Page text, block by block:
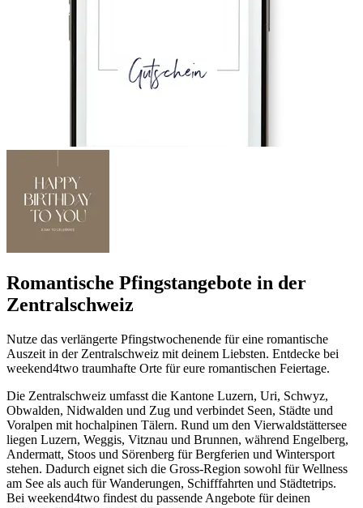
Romantische Pfingstangebote in der
Zentralschweiz
Nutze das verlängerte Pfingstwochenende für eine romantische
Auszeit in der Zentralschweiz mit deinem Liebsten. Entdecke bei
weekend4two traumhafte Orte für eure romantischen Feiertage.
Die Zentralschweiz umfasst die Kantone Luzern, Uri, Schwyz,
Obwalden, Nidwalden und Zug und verbindet Seen, Städte und
Voralpen mit hochalpinen Tälern. Rund um den Vierwaldstättersee
liegen Luzern, Weggis, Vitznau und Brunnen, während Engelberg,
Andermatt, Stoos und Sörenberg für Bergferien und Wintersport
stehen. Dadurch eignet sich die Gross-Region sowohl für Wellness
am See als auch für Wanderungen, Schifffahrten und Städtetrips.
Bei weekend4two findest du passende Angebote für deinen